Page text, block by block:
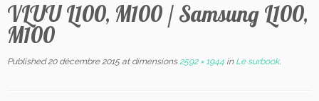
content
VLUU L100, M100 / Samsung L100,
M100
Published 20 décembre 2015at dimensions2592 × 1944 inLe surbook.